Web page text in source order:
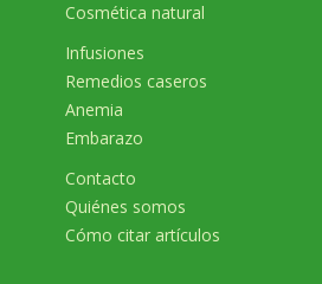
Cosmética natural
Infusiones
Remedios caseros
Anemia
Embarazo
Contacto
Quiénes somos
Cómo citar artículos